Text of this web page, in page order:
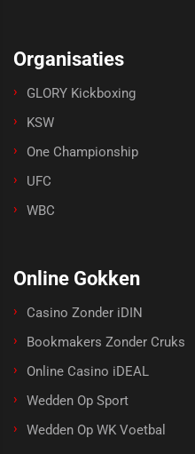
Organisaties
GLORY Kickboxing
KSW
One Championship
UFC
WBC
Online Gokken
Casino Zonder iDIN
Bookmakers Zonder Cruks
Online Casino iDEAL
Wedden Op Sport
Wedden Op WK Voetbal